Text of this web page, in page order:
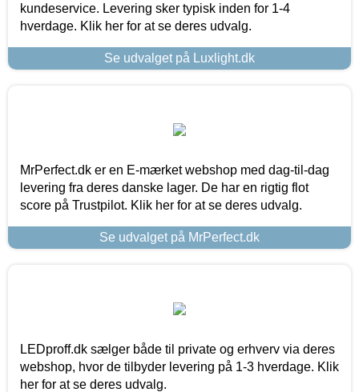
kundeservice. Levering sker typisk inden for 1-4
hverdage. Klik her for at se deres udvalg.
Se udvalget på Luxlight.dk
MrPerfect.dk er en E-mærket webshop med dag-til-dag
levering fra deres danske lager. De har en rigtig flot
score på Trustpilot. Klik her for at se deres udvalg.
Se udvalget på MrPerfect.dk
LEDproff.dk sælger både til private og erhverv via deres
webshop, hvor de tilbyder levering på 1-3 hverdage. Klik
her for at se deres udvalg.